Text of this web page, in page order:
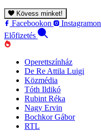
Kövess minket!
Facebookon Instagramon
Előfizetés
Operettszínház
De Re Attila Luigi
Közmédia
Tóth Ildikó
Rubint Réka
Nagy Ervin
Bochkor Gábor
RTL